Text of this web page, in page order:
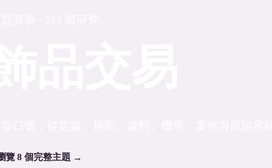
覽 8 個完整主題 →